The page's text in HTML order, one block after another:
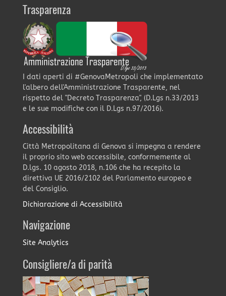
Trasparenza
I dati aperti di #GenovaMetropoli che implementato
l'albero dell'Amministrazione Trasparente, nel
rispetto del "Decreto Trasparenza", (D.Lgs n.33/2013
e le sue modifiche con il D.Lgs n.97/2016).
Accessibilità
Città Metropolitana di Genova si impegna a rendere
il proprio sito web accessibile, conformemente al
D.lgs. 10 agosto 2018, n.106 che ha recepito la
direttiva UE 2016/2102 del Parlamento europeo e
del Consiglio.
Dichiarazione di Accessibilità
Navigazione
Site Analytics
Consigliere/a di parità